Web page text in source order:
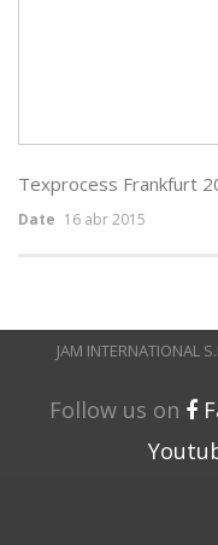
Texprocess Frankfurt
Date 16 abr 2015
JAM INTERNATIONAL
Follow us on